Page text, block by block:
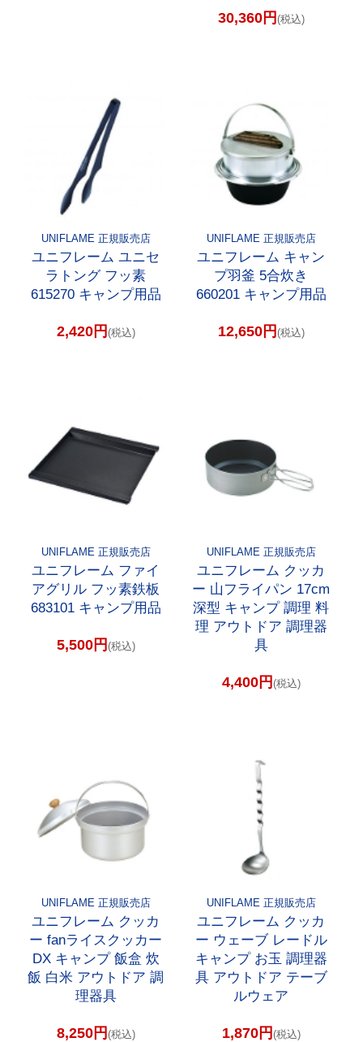
30,360円 (税込)
UNIFLAME 正規販売店
ユニフレーム ユニセ
ラトング フッ素
615270 キャンプ用品
2,420円 (税込)
UNIFLAME 正規販売店
ユニフレーム キャン
プ羽釜 5合炊き
660201 キャンプ用品
12,650円 (税込)
UNIFLAME 正規販売店
ユニフレーム ファイ
アグリル フッ素鉄板
683101 キャンプ用品
5,500円 (税込)
UNIFLAME 正規販売店
ユニフレーム クッカ
ー 山フライパン 17cm
深型 キャンプ 調理 料
理 アウトドア 調理器
具
4,400円 (税込)
UNIFLAME 正規販売店
ユニフレーム クッカ
ー fanライスクッカー
DX キャンプ 飯盒 炊
飯 白米 アウトドア 調
理器具
8,250円 (税込)
UNIFLAME 正規販売店
ユニフレーム クッカ
ー ウェーブ レードル
キャンプ お玉 調理器
具 アウトドア テーブ
ルウェア
1,870円 (税込)